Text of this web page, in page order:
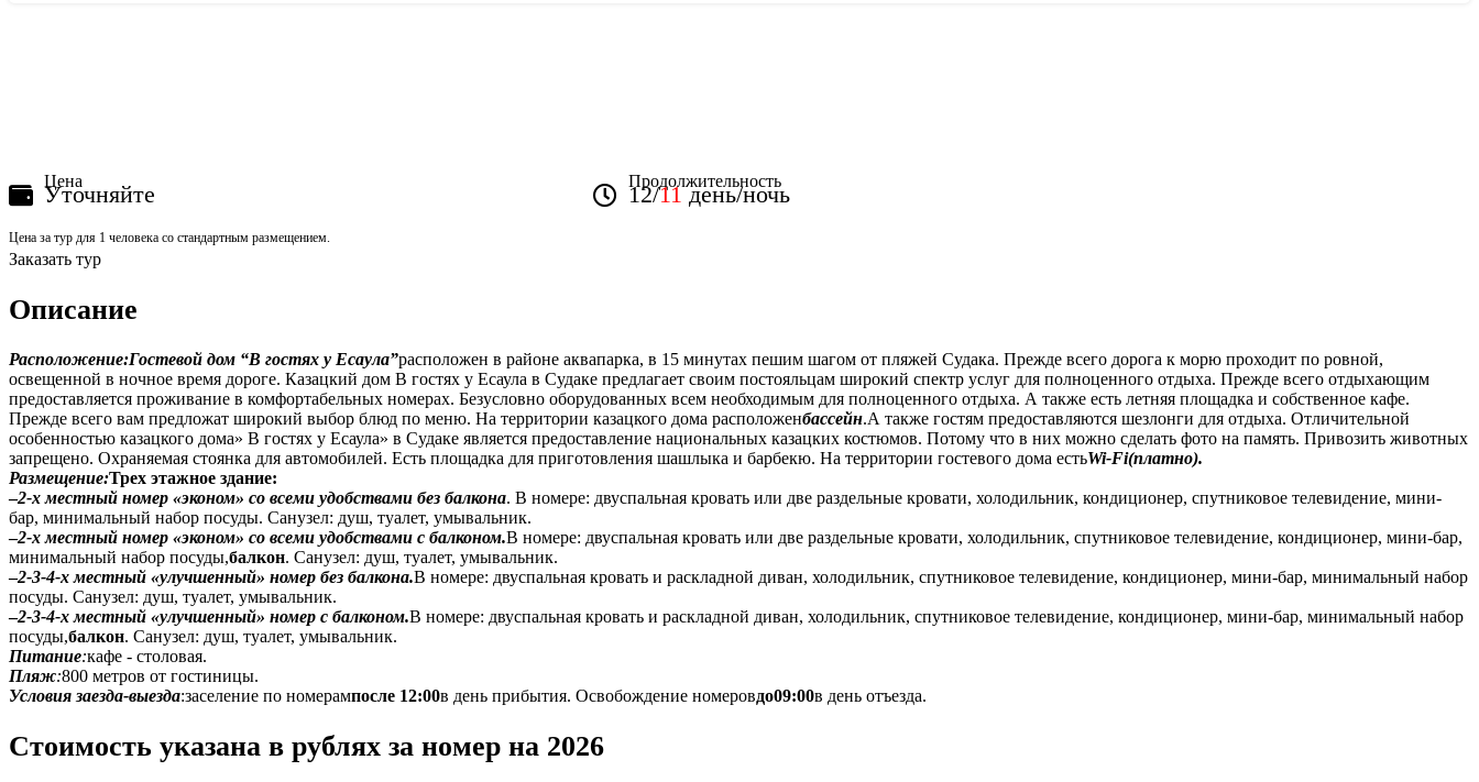
Цена
Уточняйте Продолжительность
12/11день/ночь
Цена за тур для 1 человека со стандартным размещением.
Заказать тур
Описание
Расположение:Гостевой дом “В гостях у Есаула”расположен в районе аквапарка, в 15 минутах пешим шагом от пляжей Судака. Прежде всего дорога к морю проходит по ровной,
освещенной в ночное время дороге. Казацкий дом В гостях у Есаула в Судаке предлагает своим постояльцам широкий спектр услуг для полноценного отдыха. Прежде всего отдыхающим
предоставляется проживание в комфортабельных номерах. Безусловно оборудованных всем необходимым для полноценного отдыха. А также есть летняя площадка и собственное кафе.
Прежде всего вам предложат широкий выбор блюд по меню. На территории казацкого дома расположенбассейн.А также гостям предоставляются шезлонги для отдыха. Отличительной
особенностью казацкого дома» В гостях у Есаула» в Судаке является предоставление национальных казацких костюмов. Потому что в них можно сделать фото на память. Привозить животных
запрещено. Охраняемая стоянка для автомобилей. Есть площадка для приготовления шашлыка и барбекю. На территории гостевого дома естьWi-Fi(платно).
Размещение:Трех этажное здание:
–2-х местный номер «эконом» со всеми удобствами без балкона. В номере: двуспальная кровать или две раздельные кровати, холодильник, кондиционер, спутниковое телевидение, мини-
бар, минимальный набор посуды. Санузел: душ, туалет, умывальник.
–2-х местный номер «эконом» со всеми удобствами с балконом.В номере: двуспальная кровать или две раздельные кровати, холодильник, спутниковое телевидение, кондиционер, мини-бар,
минимальный набор посуды,балкон. Санузел: душ, туалет, умывальник.
–2-3-4-х местный «улучшенный» номер без балкона.В номере: двуспальная кровать и раскладной диван, холодильник, спутниковое телевидение, кондиционер, мини-бар, минимальный набор
посуды. Санузел: душ, туалет, умывальник.
–2-3-4-х местный «улучшенный» номер с балконом.В номере: двуспальная кровать и раскладной диван, холодильник, спутниковое телевидение, кондиционер, мини-бар, минимальный набор
посуды,балкон. Санузел: душ, туалет, умывальник.
Питание:кафе - столовая.
Пляж:800 метров от гостиницы.
Условия заезда-выезда:заселение по номерампосле 12:00в день прибытия. Освобождение номеровдо09:00в день отъезда.
Стоимость указана в рублях за номер на 2026